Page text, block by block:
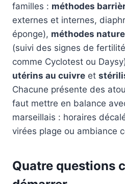
familles : méthodes
externes et internes,
éponge), méthodes
(suivi des signes de
comme Cyclotest ou
utérins au cuivre et
Chacune présente des
faut mettre en balance
marseillais : horaires
virées plage ou ambiance
Quatre questions